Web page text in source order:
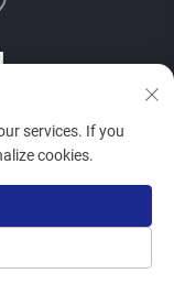
розсилку
services. If you
cookies.